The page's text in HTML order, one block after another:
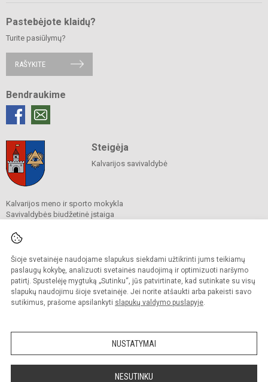
Šioje svetainėje naudojame slapukus siekdami užtikrinti jums teikiamų
paslaugų kokybę, analizuoti svetainės naudojimą ir optimizuoti naršymo
patirtį. Spustelėję mygtuką „Sutinku“, jūs patvirtinate, kad sutinkate su visų
slapukų naudojimu šioje svetainėje. Jei norite atšaukti arba pakeisti savo
sutikimus, prašome apsilankyti slapukų valdymo puslapyje.
NUSTATYMAI
NESUTINKU
Pastebėjote klaidų?
Turite pasiūlymų?
RAŠYKITE
Bendraukime
Steigėja
Kalvarijos savivaldybė
Kalvarijos meno ir sporto mokykla
Savivaldybės biudžetinė įstaiga
Tel. +370 343 23 045
El. p. mokykla@kalvarijosmsm.lt
Duomenys kaupiami ir saugomi
Juridinių asmenų registre
Įmonės kodas 191812635
Kopijuoti turinį be raštiško įstaigos administracijos sutikimo griežtai draudžiama.
Prieinamumo paraiška Slapukų valdymas
Sumanus būdas atnaujinti